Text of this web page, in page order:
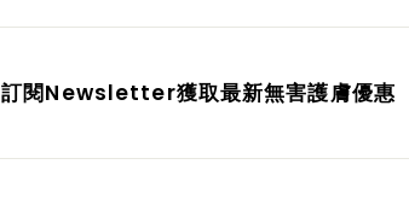
訂閱Newsletter獲取最新無害護膚優惠